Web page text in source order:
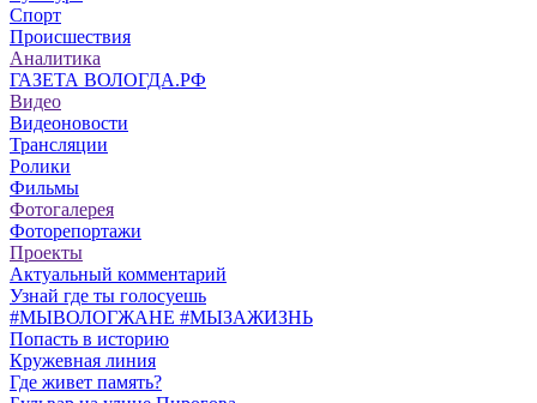
Спорт
Происшествия
Аналитика
ГАЗЕТА ВОЛОГДА.РФ
Видео
Видеоновости
Трансляции
Ролики
Фильмы
Фотогалерея
Фоторепортажи
Проекты
Актуальный комментарий
Узнай где ты голосуешь
#МЫВОЛОГЖАНЕ #МЫЗАЖИЗНЬ
Попасть в историю
Кружевная линия
Где живет память?